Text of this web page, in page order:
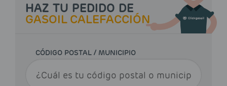
HAZ TU PEDIDO DE
GASOIL CALEFACCIÓN
CÓDIGO POSTAL / MUNICIPIO